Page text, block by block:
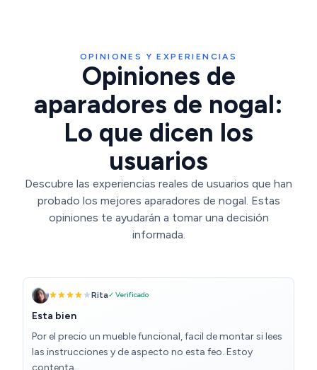
OPINIONES Y EXPERIENCIAS
Opiniones de
aparadores de nogal:
Lo que dicen los
usuarios
Descubre las experiencias reales de usuarios que han
probado los mejores aparadores de nogal. Estas
opiniones te ayudarán a tomar una decisión
informada.
Rita✓ Verificado
Esta bien
Por el precio un mueble funcional, facil de montar si lees
las instrucciones y de aspecto no esta feo. Estoy
contenta.